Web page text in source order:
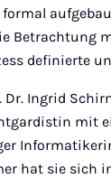
Betrachtung
definierte
Dr. Ingrid
mit
hat sie sich